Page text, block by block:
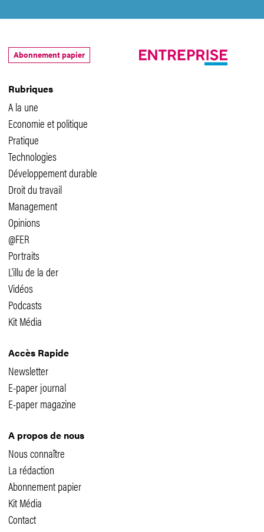
Rubriques
A la une
Economie et politique
Pratique
Technologies
Développement durable
Droit du travail
Management
Opinions
@FER
Portraits
L'illu de la der
Vidéos
Podcasts
Kit Média
Accès Rapide
Newsletter
E-paper journal
E-paper magazine
A propos de nous
Nous connaître
La rédaction
Abonnement papier
Kit Média
Contact
Abonnement papier